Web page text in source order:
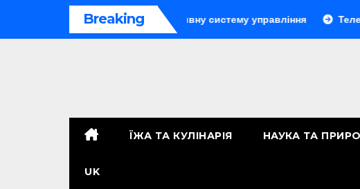
Breaking
як організувати ефективну систему управління Телефон-
ЇЖА ТА КУЛІНАРІЯ НАУКА ТА
UK